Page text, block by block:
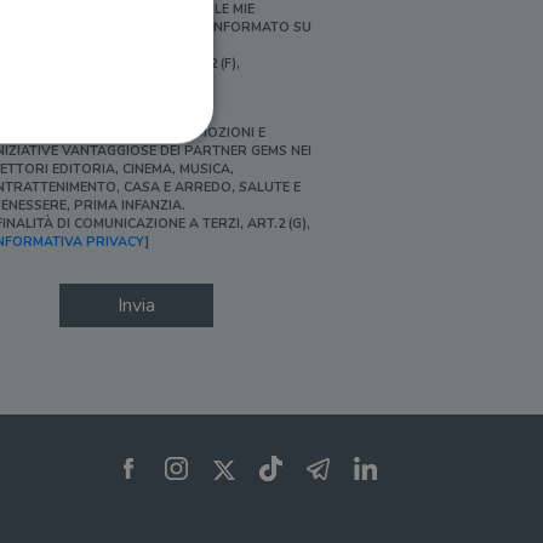
PERSONALIZZATE E IN LINEA CON LE MIE
ABITUDINI DI ACQUISTO, ESSERE INFORMATO SU
[FINALITÀ DI PROFILAZIONE, ART.2 (F),
SÌ, DESIDERO ACCEDERE A PROMOZIONI E
VANTAGGIOSE DEI PARTNER GEMS NEI
EDITORIA, CINEMA, MUSICA,
CASA E ARREDO, SALUTE E
PRIMA INFANZIA.
DI COMUNICAZIONE A TERZI, ART.2 (G),
PRIVACY]
Invia
dell'account. Il sito
per il dominio corrente.